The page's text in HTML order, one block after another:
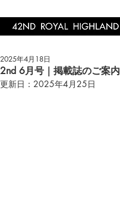
2nd 6月号｜掲載誌のご案内
2025年4月18日
更新日： 2025年4月25日